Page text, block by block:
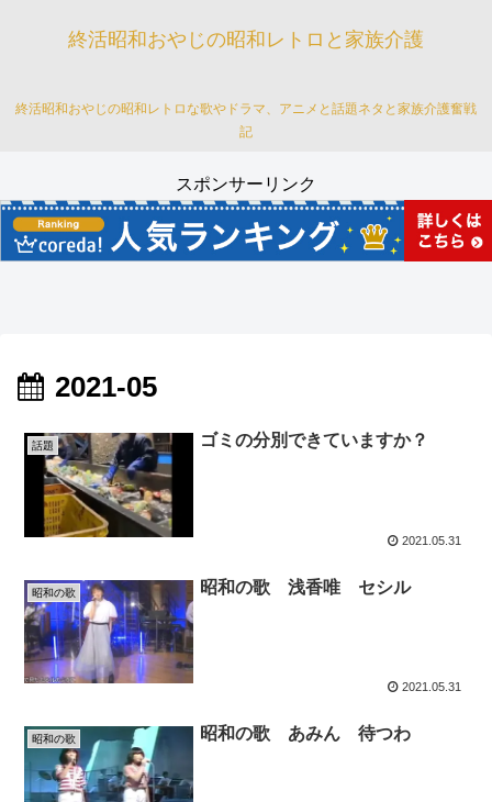
終活昭和おやじの昭和レトロと家族介護
終活昭和おやじの昭和レトロな歌やドラマ、アニメと話題ネタと家族介護奮戦
記
スポンサーリンク
2021-05
話題 ゴミの分別できていますか？
2021.05.31
昭和の歌 昭和の歌 浅香唯 セシル
2021.05.31
昭和の歌 昭和の歌 あみん 待つわ